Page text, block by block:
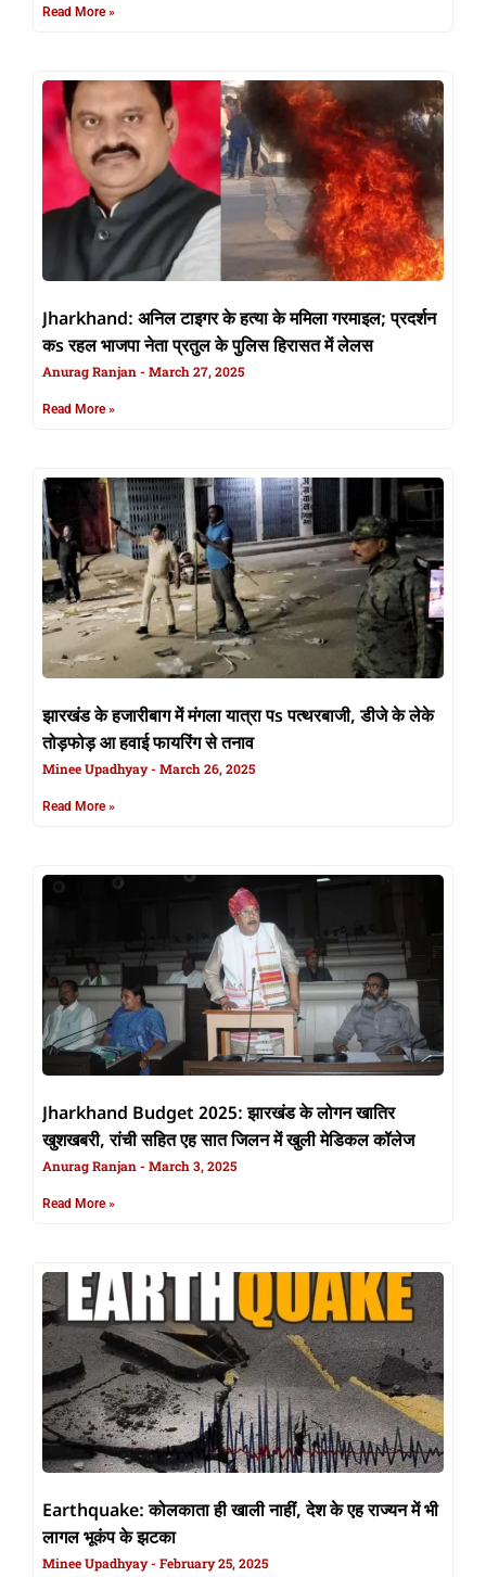
Read More »
Jharkhand: अनिल टाइगर के हत्या के ममिला गरमाइल; प्रदर्शन
कs रहल भाजपा नेता प्रतुल के पुलिस हिरासत में लेलस
Anurag Ranjan March 27, 2025
Read More »
झारखंड के हजारीबाग में मंगला यात्रा पs पत्थरबाजी, डीजे के लेके
तोड़फोड़ आ हवाई फायरिंग से तनाव
Minee Upadhyay March 26, 2025
Read More »
Jharkhand Budget 2025: झारखंड के लोगन खातिर
खुशखबरी, रांची सहित एह सात जिलन में खुली मेडिकल कॉलेज
Anurag Ranjan March 3, 2025
Read More »
Earthquake: कोलकाता ही खाली नाहीं, देश के एह राज्यन में भी
लागल भूकंप के झटका
Minee Upadhyay February 25, 2025